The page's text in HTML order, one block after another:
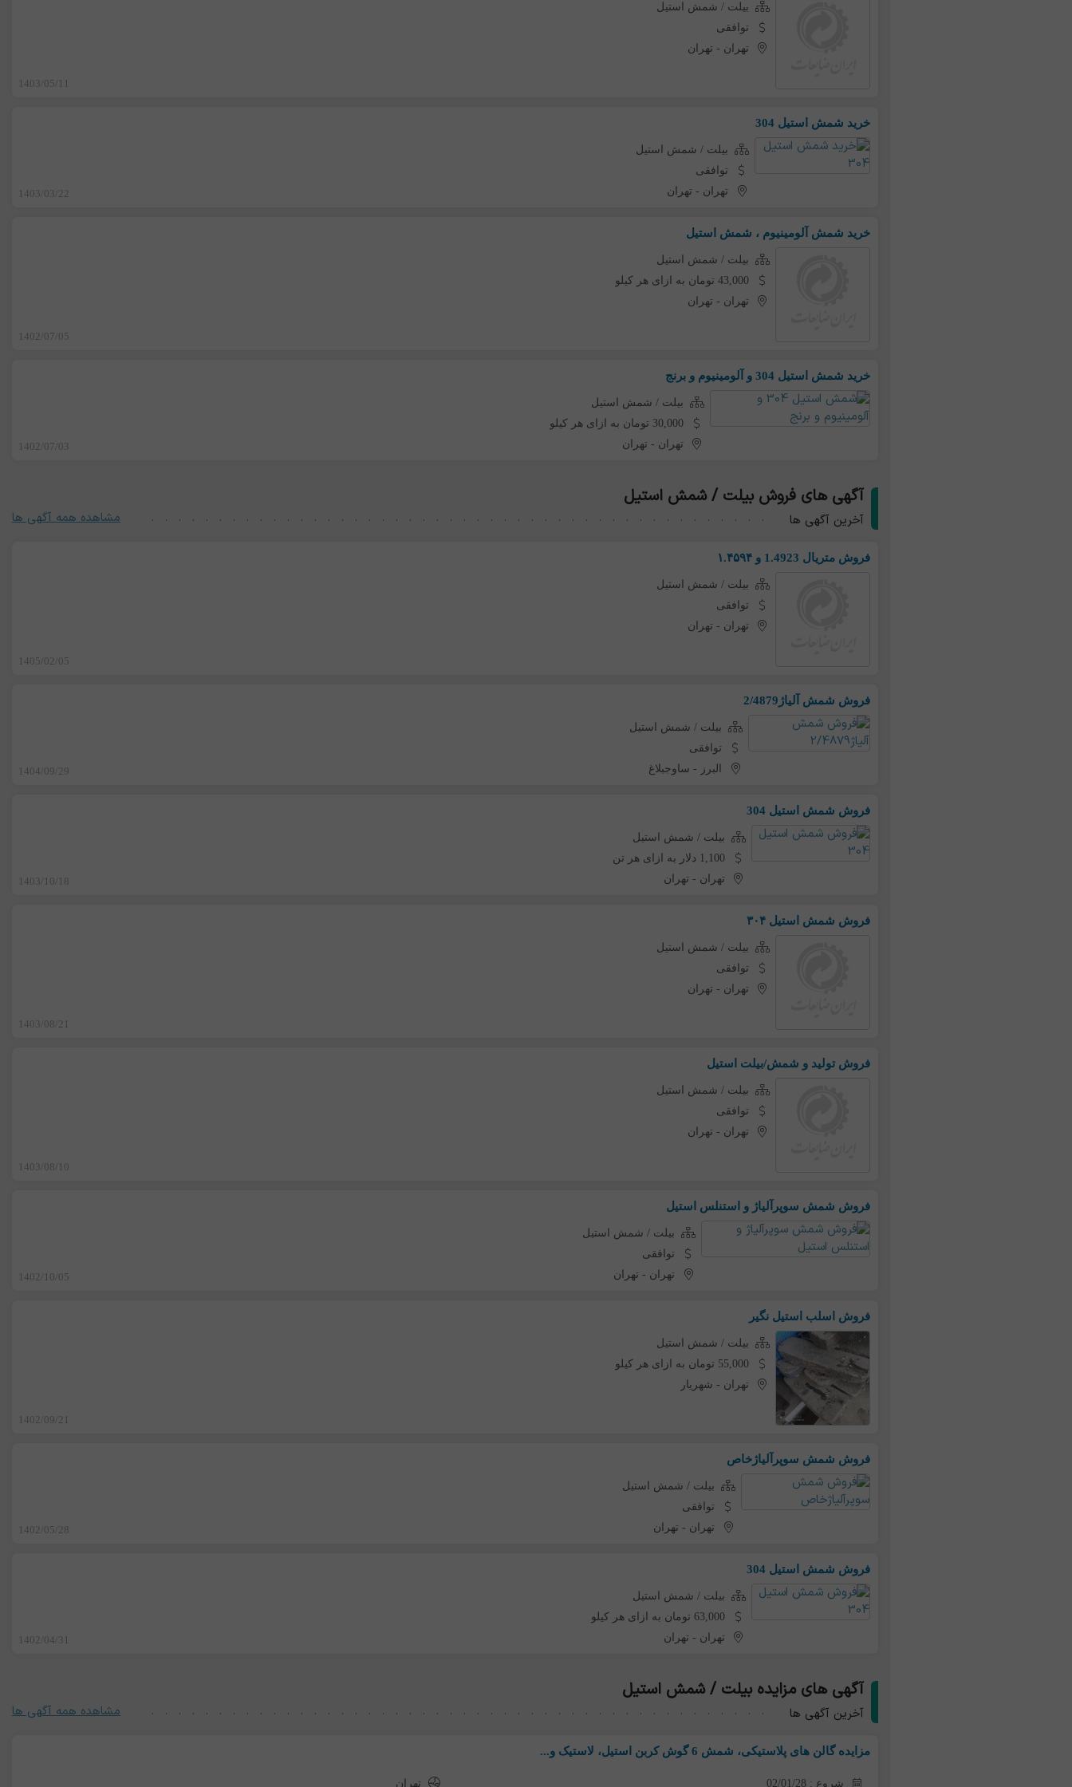
بیلت / شمش استیل
توافقی
تهران -تهران
1403/05/11
خرید شمش استیل 304
بیلت / شمش استیل
توافقی
تهران - تهران 1403/03/22
خرید شمش آلومینیوم ، شمش استیل
بیلت / شمش استیل
43,000 تومان به ازای هر کیلو
تهران -تهران
1402/07/05
خرید شمش استیل 304 و آلومینیوم و برنج
بیلت / شمش استیل
30,000 تومان به ازای هر کیلو
تهران -تهران 1402/07/03
آگهی های فروش بیلت / شمش استیل
آخرین آگهی ها مشاهده همه آگهی ها
فروش متریال 1.4923 و ۱.۴۵۹۴
بیلت / شمش استیل
توافقی
تهران -تهران
1405/02/05
فروش شمش آلياژ2/4879
بیلت / شمش استیل
توافقی
البرز - ساوجبلاغ 1404/09/29
فروش شمش استیل 304
بیلت / شمش استیل
1,100 دلار به ازای هر تن
تهران -تهران 1403/10/18
فروش شمش استیل ۳۰۴
بیلت / شمش استیل
توافقی
تهران -تهران
1403/08/21
فروش تولید و شمش/بیلت استیل
بیلت / شمش استیل
توافقی
تهران -تهران
1403/08/10
فروش شمش سوپرآلیاژ و استنلس استیل
بیلت / شمش استیل
توافقی
تهران - تهران 1402/10/05
فروش اسلب استیل نگیر
بیلت / شمش استیل
55,000 تومان به ازای هر کیلو
تهران - شهریار
1402/09/21
فروش شمش سوپرآلیاژخاص
بیلت / شمش استیل
توافقی
تهران - تهران 1402/05/28
فروش شمش استیل 304
بیلت / شمش استیل
63,000 تومان به ازای هر کیلو
تهران -تهران 1402/04/31
آگهی های مزایده بیلت / شمش استیل
آخرین آگهی ها مشاهده همه آگهی ها
مزایده گالن های پلاستیکی، شمش 6 گوش کربن استیل، لاستیک و...
شروع : 02/01/28 تهران